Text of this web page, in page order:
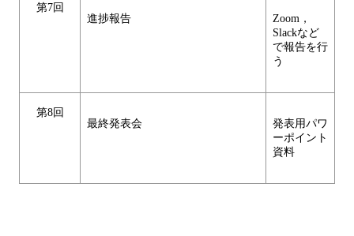
第7回
進捗報告
Zoom，
Slackなど
で報告を行
う
第8回
最終発表会
発表用パワ
ーポイント
資料